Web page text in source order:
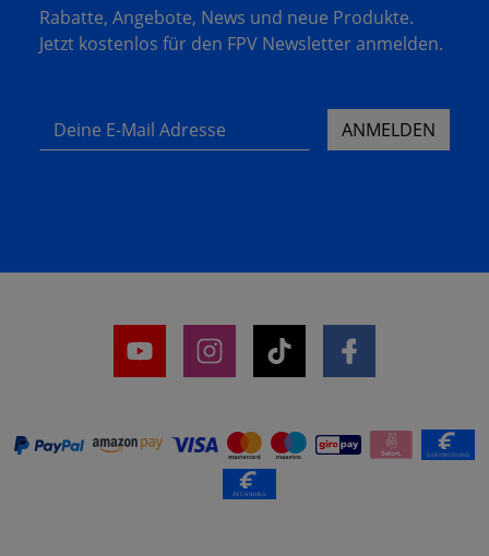
Rabatte, Angebote, News und neue Produkte.
Jetzt kostenlos für den FPV Newsletter anmelden.
Deine E-Mail Adresse ANMELDEN